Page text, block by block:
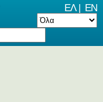
ΕΛ| EN